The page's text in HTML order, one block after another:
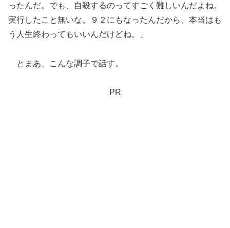
ったんだ。でも、自殺するのってすごく難しいんだよね。
実行したこと無いな。９２にもなったんだから、本当はも
う人生終わってもいいんだけどね。」
とまあ、こんな調子で話す。
PR